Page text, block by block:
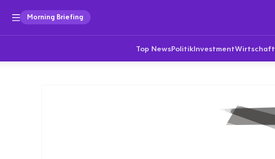
Morning Briefing
Top NewsPolitikInvestmentWirtschaft